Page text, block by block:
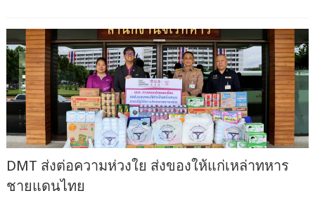
DMT ส่งต่อความห่วงใย ส่งของให้แก่เหล่าทหาร
ชายแดนไทย